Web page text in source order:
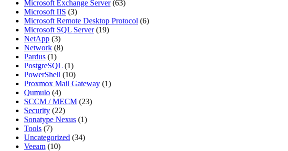
Microsoft Exchange Server(63)
Microsoft IIS (3)
Microsoft Remote Desktop Protocol (6)
Microsoft SQL Server(19)
NetApp (3)
Network (8)
Pardus (1)
PostgreSQL (1)
PowerShell (10)
Proxmox Mail Gateway (1)
Qumulo (4)
SCCM / MECM (23)
Security (22)
Sonatype Nexus (1)
Tools (7)
Uncategorized (34)
Veeam (10)